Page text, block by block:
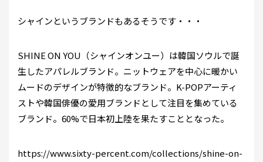
シャインというブランドもあるそうです・・・
SHINE ON YOU（シャインオンユー）は韓国ソウルで誕
生したアパレルブランド。ニットウェアを中心に暖かい
ムードのデザインが特徴的なブランド。K-POPアーティ
ストや韓国俳優の愛用ブランドとして注目を集めている
ブランド。60%で日本初上陸を果たすこととなった。
https://www.sixty-percent.com/collections/shine-on-